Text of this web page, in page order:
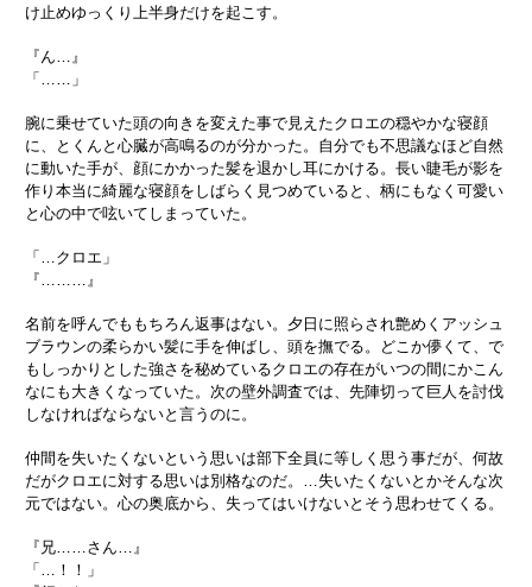
け止めゆっくり上半身だけを起こす。
『ん…』
「……」
腕に乗せていた頭の向きを変えた事で見えたクロエの穏やかな寝顔
に、とくんと心臓が高鳴るのが分かった。自分でも不思議なほど自然
に動いた手が、顔にかかった髪を退かし耳にかける。長い睫毛が影を
作り本当に綺麗な寝顔をしばらく見つめていると、柄にもなく可愛い
と心の中で呟いてしまっていた。
「…クロエ」
『………』
名前を呼んでももちろん返事はない。夕日に照らされ艶めくアッシュ
ブラウンの柔らかい髪に手を伸ばし、頭を撫でる。どこか儚くて、で
もしっかりとした強さを秘めているクロエの存在がいつの間にかこん
なにも大きくなっていた。次の壁外調査では、先陣切って巨人を討伐
しなければならないと言うのに。
仲間を失いたくないという思いは部下全員に等しく思う事だが、何故
だがクロエに対する思いは別格なのだ。…失いたくないとかそんな次
元ではない。心の奥底から、失ってはいけないとそう思わせてくる。
『兄……さん…』
「…！！」